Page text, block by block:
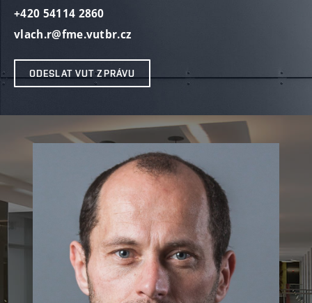
+420 54114 2860
vlach.r@fme.vutbr.cz
ODESLAT VUT ZPRÁVU